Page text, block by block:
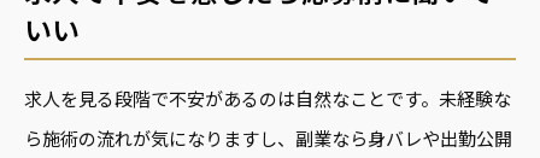
いい
求人を見る段階で不安があるのは自然なことです。未経験な
ら施術の流れが気になりますし、副業なら身バレや出勤公開